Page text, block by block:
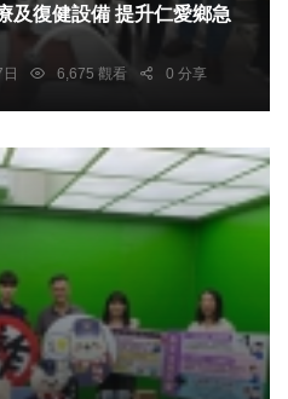
及復健設備 提升仁愛鄉急
6,675 觀看 0 分享